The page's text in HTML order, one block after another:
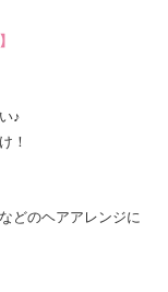
♪
！
どのヘアアレンジに